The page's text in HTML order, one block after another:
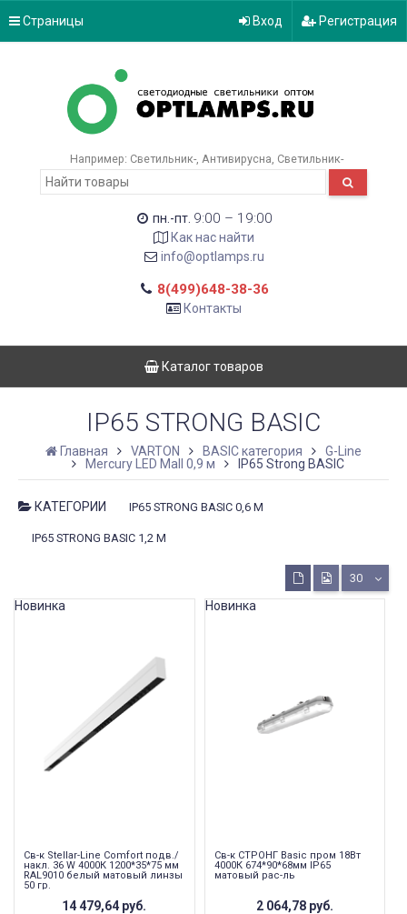
Страницы Вход Регистрация
Например: Светильник- Антивирусна Светильник-
пн.-пт. 9:00 – 19:00
Как нас найти
info@optlamps.ru
8(499)648-38-36
Контакты
Каталог товаров
IP65 STRONG BASIC
Главная VARTON BASIC категория
G-Line
Mercury LED Mall 0,9 м
IP65 Strong BASIC
КАТЕГОРИИ IP65 STRONG BASIC 0,6 М
IP65 STRONG BASIC 1,2 М
30
Св-к Stellar-Line Сomfort подв./
накл. 36 W 4000К 1200*35*75 мм
RAL9010 белый матовый линзы
50 гр.
14 479,64 руб.
Новинка
Св-к СТРОНГ Basic пром 18Вт
4000К 674*90*68мм IP65
матовый рас-ль
2 064,78 руб.
Новинка